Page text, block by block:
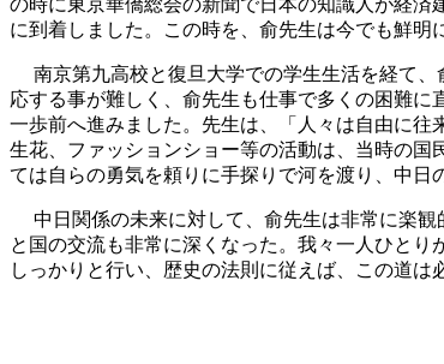
の時に東京華僑総会の新聞で日本の知識人が経済
に到着しました。この時を、俞先生は今でも鮮明
南京第九高校と復旦大学での学生生活を経て
応する事が難しく、俞先生も仕事で多くの困難
一歩前へ進みました。先生は、「人々は自由に往
生花、ファッションショー等の活動は、当時の
ては自らの勇気を頼りに手探りで河を渡り、中日
中日関係の未来に対して、俞先生は非常に楽
と国の交流も非常に深くなった。我々一人ひと
しっかりと行い、歴史の法則に従えば、この道は